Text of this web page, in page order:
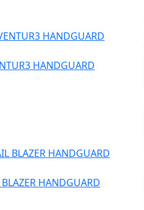
HANDGUARD
HANDGUARD